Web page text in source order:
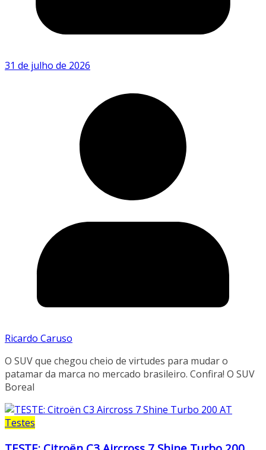
31 de julho de 2026
Ricardo Caruso
O SUV que chegou cheio de virtudes para mudar o
patamar da marca no mercado brasileiro. Confira! O SUV
Boreal
Testes